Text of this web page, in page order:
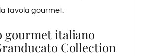
tavola gourmet.
gourmet italiano
Collection